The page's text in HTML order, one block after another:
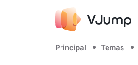
Principal Temas